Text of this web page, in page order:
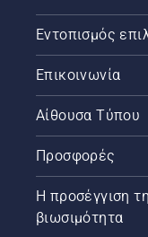
Εντοπισμός
Επικοινωνία
Αίθουσα Τύπου
Προσφορές
Η προσέγγιση
βιωσιμότητα